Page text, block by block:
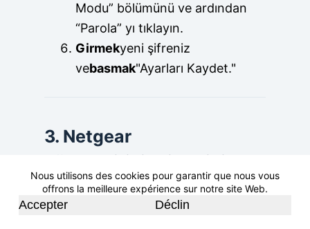
Nous utilisons des cookies pour garantir que nous vous
offrons la meilleure expérience sur notre site Web.
Accepter Déclin
Modu” bölümünü ve ardından
“Parola” yı tıklayın.
Girmekyeni şifreniz
vebasmak"Ayarları Kaydet."
3. Netgear
yönlendiricilerin WiFi
şifresini değiştirin